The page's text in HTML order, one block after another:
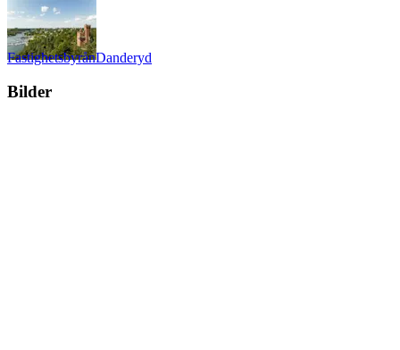
FastighetsbyrånDanderyd
Bilder